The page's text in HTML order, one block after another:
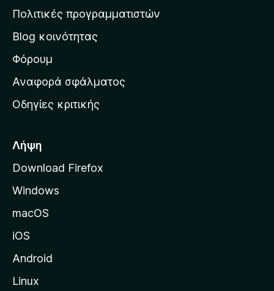
η
α
ρ
χ
κ
σ
λ
ί
τ
η
Πολιτικές προγραμματιστών
Blog κοινότητας
Φόρουμ
Αναφορά σφάλματος
Οδηγίες κριτικής
Λήψη
Download Firefox
Windows
macOS
iOS
Android
Linux